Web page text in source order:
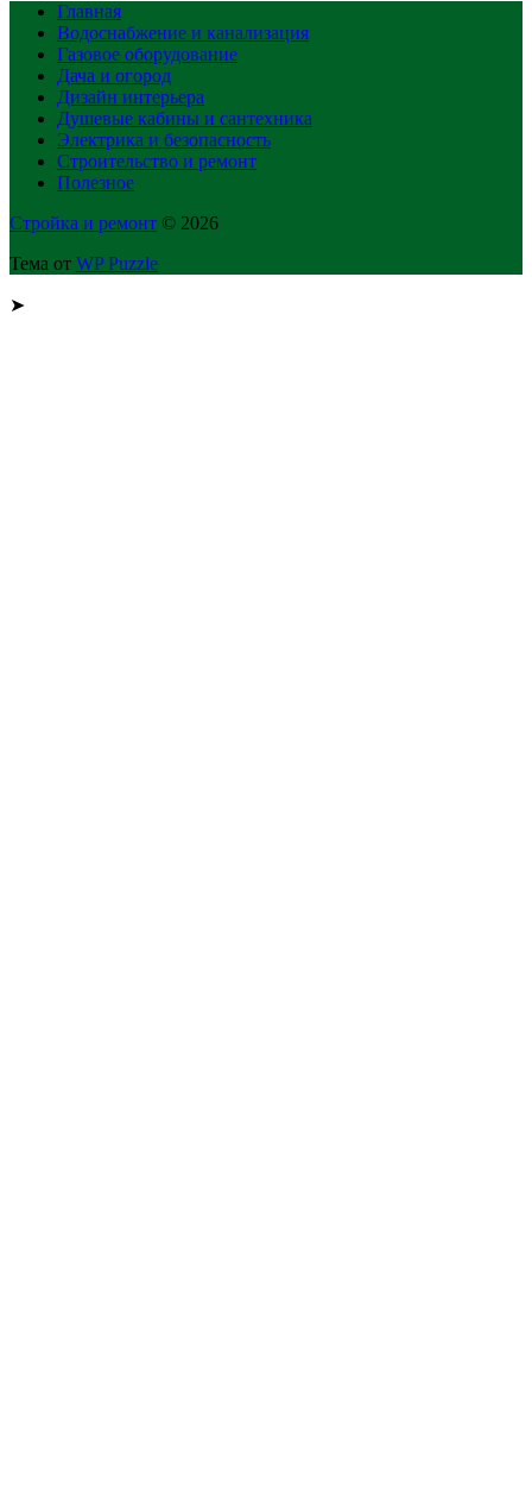
Главная
Водоснабжение и канализация
Газовое оборудование
Дача и огород
Дизайн интерьера
Душевые кабины и сантехника
Электрика и безопасность
Строительство и ремонт
Полезное
Стройка и ремонт © 2026
Тема от WP Puzzle
➤